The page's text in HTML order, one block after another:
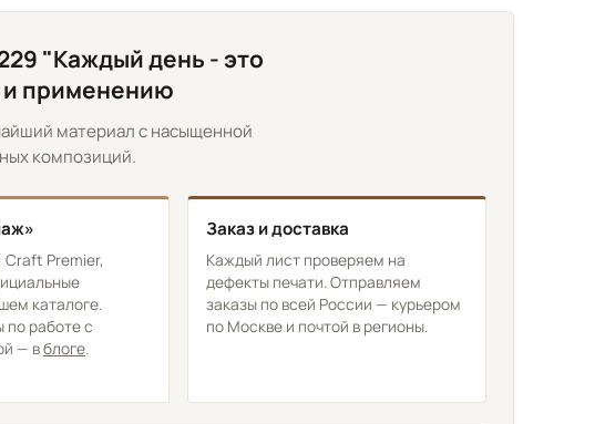
"Каждый день - это
и применению
материал с насыщенной
композиций.
Premier,
каталоге.
работе с
— вблоге.
Заказ и доставка
Каждый лист проверяем на
дефекты печати. Отправляем
заказы по всей России — курьером
по Москве и почтой в регионы.